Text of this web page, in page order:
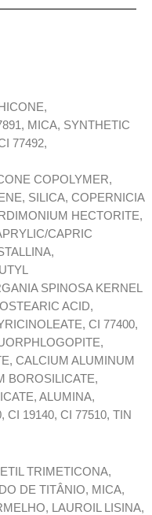
MICA, SYNTHETIC
77492,
COPOLYMER,
SILICA, COPERNICIA
HECTORITE,
CAPRIC
SPINOSA KERNEL
ACID,
CI 77400,
CALCIUM ALUMINUM
BOROSILICATE,
ALUMINA,
CI 19140, CI 77510, TIN
TRIMETICONA,
DE TITÂNIO, MICA,
LAUROIL LISINA,